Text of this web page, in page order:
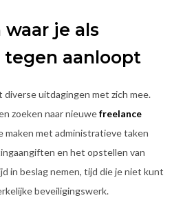
je als
aanloopt
diverse uitdagingen met zich mee.
zoeken naar nieuwefreelance
maken met administratieve taken
en het opstellen van
in beslag nemen, tijd die je niet kunt
beveiligingswerk.